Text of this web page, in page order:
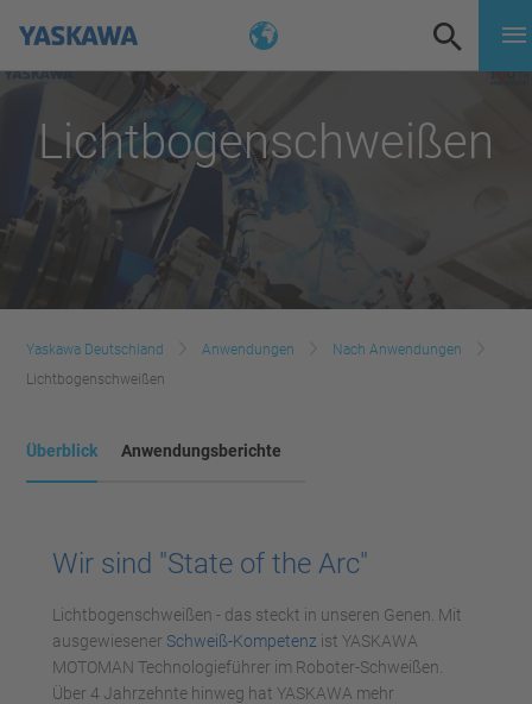
Lichtbogenschweißen
Yaskawa Deutschland Anwendungen
Nach Anwendungen
Lichtbogenschweißen
Überblick Anwendungsberichte
Wir sind "State of the Arc"
Lichtbogenschweißen - das steckt in unseren Genen. Mit
ausgewiesener Schweiß-Kompetenz ist YASKAWA
MOTOMAN Technologieführer im Roboter-Schweißen.
Über 4 Jahrzehnte hinweg hat YASKAWA mehr